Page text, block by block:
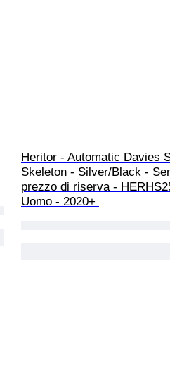
Heritor - Automatic Davies
Skeleton - Silver/Black -
prezzo di riserva -
Uomo - 2020+